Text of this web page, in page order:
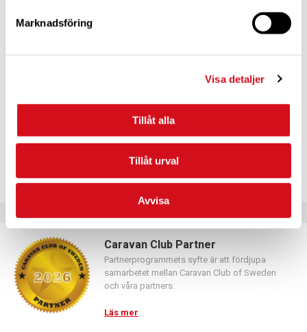
Marknadsföring
Visa detaljer
Tillåt alla
Tillåt urval
Avvisa
Logga in med hjälp av formuläret och följ anvisningarna.
Caravan Club Partner
Partnerprogrammets syfte är att fördjupa
samarbetet mellan Caravan Club of Sweden
och våra partners.
Läs mer